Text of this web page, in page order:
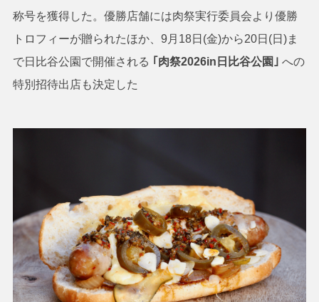
称号を獲得した。優勝店舗には肉祭実行委員会より優勝
トロフィーが贈られたほか、9月18日(金)から20日(日)ま
で日比谷公園で開催される ｢肉祭2026in日比谷公園｣ への
特別招待出店も決定した